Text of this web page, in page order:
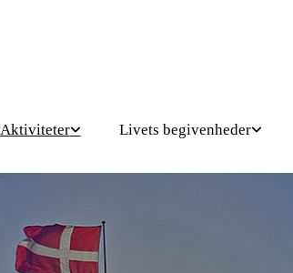
Aktiviteter Livets begivenheder